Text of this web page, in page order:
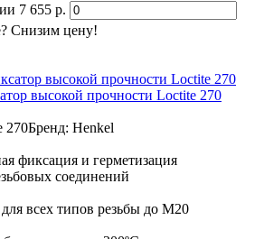
7 655 р.
Снизим цену!
высокой прочности Loctite 270
270Бренд: Henkel
фиксация и герметизация
соединений
всех типов резьбы до М20